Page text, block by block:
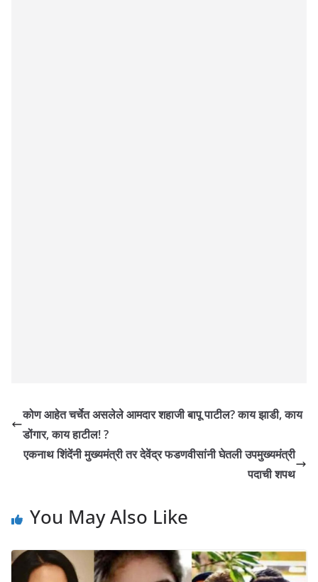
कोण आहेत चर्चेत असलेले आमदार शहाजी बापू पाटील? काय झाडी, काय
डोंगार, काय हाटील! ?
एकनाथ शिंदेंनी मुख्यमंत्री तर देवेंद्र फडणवीसांनी घेतली उपमुख्यमंत्री
पदाची शपथ
You May Also Like